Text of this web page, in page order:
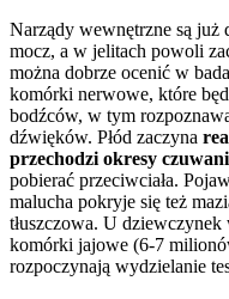
Narządy wewnętrzne są już
mocz, a w jelitach powoli
można dobrze ocenić w
komórki nerwowe, które
bodźców, w tym
dźwięków. Płód zaczyna
przechodzi okresy
pobierać przeciwciała.
malucha pokryje się też
tłuszczowa. U
komórki jajowe (6-7
rozpoczynają wydzielanie